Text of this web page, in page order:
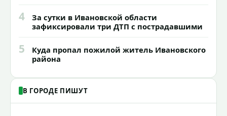
4
За сутки в Ивановской области
зафиксировали три ДТП с пострадавшими
5
Куда пропал пожилой житель Ивановского
района
В ГОРОДЕ ПИШУТ